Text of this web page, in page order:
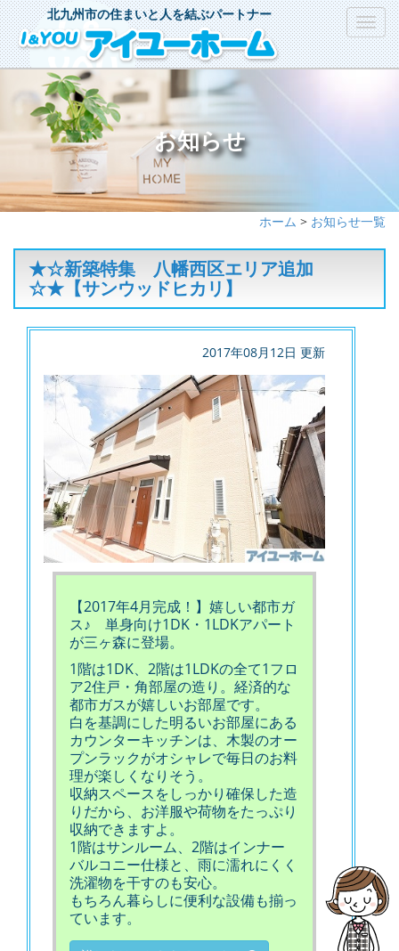
北九州市の住まいと人を結ぶパートナー
お知らせ
ホーム > お知らせ一覧
★☆新築特集 八幡西区エリア追加
☆★【サンウッドヒカリ】
2017年08月12日 更新
【2017年4月完成！】嬉しい都市ガ
ス♪ 単身向け1DK・1LDKアパート
が三ヶ森に登場。
1階は1DK、2階は1LDKの全て1フロ
ア2住戸・角部屋の造り。経済的な
都市ガスが嬉しいお部屋です。
白を基調にした明るいお部屋にある
カウンターキッチンは、木製のオー
プンラックがオシャレで毎日のお料
理が楽しくなりそう。
収納スペースをしっかり確保した造
りだから、お洋服や荷物をたっぷり
収納できますよ。
1階はサンルーム、2階はインナー
バルコニー仕様と、雨に濡れにくく
洗濯物を干すのも安心。
もちろん暮らしに便利な設備も揃っ
ています。